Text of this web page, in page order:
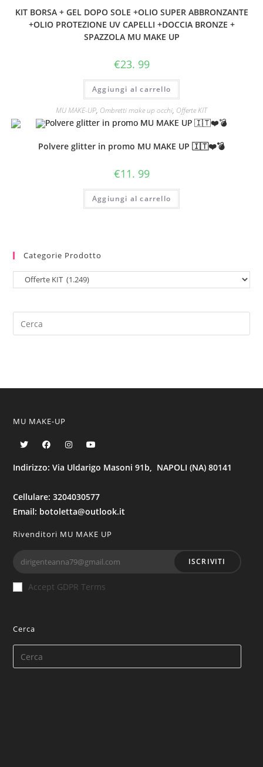
KIT BORSA + GEL DOPO SOLE +OLIO SUPER ABBRONZANTE
+OLIO PROTEZIONE UV CAPELLI +DOCCIA BRONZE +
SPAZZOLA MU MAKE UP
€23. 99
Aggiungi al carrello
MU MAKE-UP, Ombretti make up occhi, Offerte KIT
Polvere glitter in promo MU MAKE UP 🇮🇹❤️💣
€11. 99
Aggiungi al carrello
Categorie Prodotto
MU MAKE-UP
Indirizzo: Via Uldarigo Masoni 91b, NAPOLI (NA) 80141
Cellulare: 3204030577
Email: botoletta@outlook.it
Rivenditori MU MAKE UP
ISCRIVITI
Accept GDPR Terms
Cerca